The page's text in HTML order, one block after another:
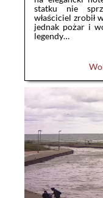
statku nie
właściciel zrobił
jednak pożar i
legendy…